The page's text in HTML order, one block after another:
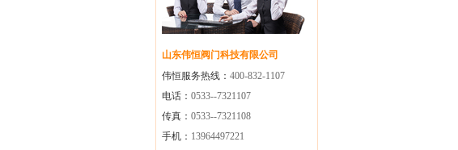
山东伟恒阀门科技有限公司
伟恒服务热线： 400-832-1107
电话： 0533--7321107
传真： 0533--7321108
手机： 13964497221